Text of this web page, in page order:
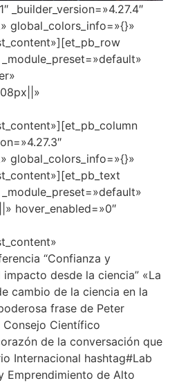
_builder_version=»4.27.4″
global_colors_info=»{}»
_module_preset=»default»
global_colors_info=»{}»
_module_preset=»default»
hover_enabled=»0″
“Confianza y
desde la ciencia” «La
cambio de la ciencia en la
frase de Peter
Consejo Científico
de la conversación que
Internacional hashtag#Lab
Emprendimiento de Alto